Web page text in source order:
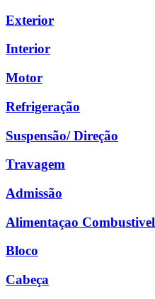
Exterior
Interior
Motor
Refrigeração
Suspensão/ Direção
Travagem
Admissão
Alimentaçao Combustivel
Bloco
Cabeça